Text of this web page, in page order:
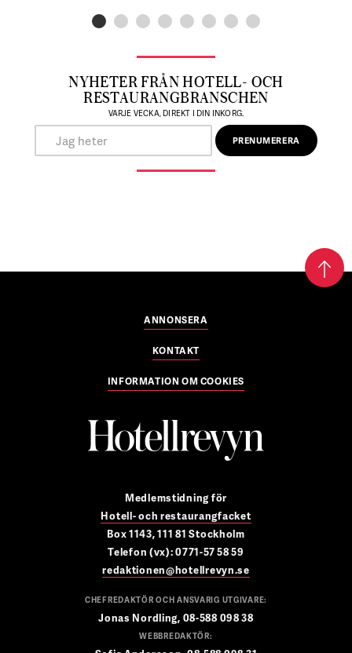
NYHETER FRÅN HOTELL- OCH
RESTAURANGBRANSCHEN
VARJE VECKA, DIREKT I DIN INKORG.
ANNONSERA
KONTAKT
INFORMATION OM COOKIES
Medlemstidning för
Hotell- och restaurangfacket
Box 1143, 111 81 Stockholm
Telefon (vx): 0771-57 58 59
redaktionen@hotellrevyn.se
CHEFREDAKTÖR OCH ANSVARIG UTGIVARE:
Jonas Nordling, 08-588 098 38
WEBBREDAKTÖR: